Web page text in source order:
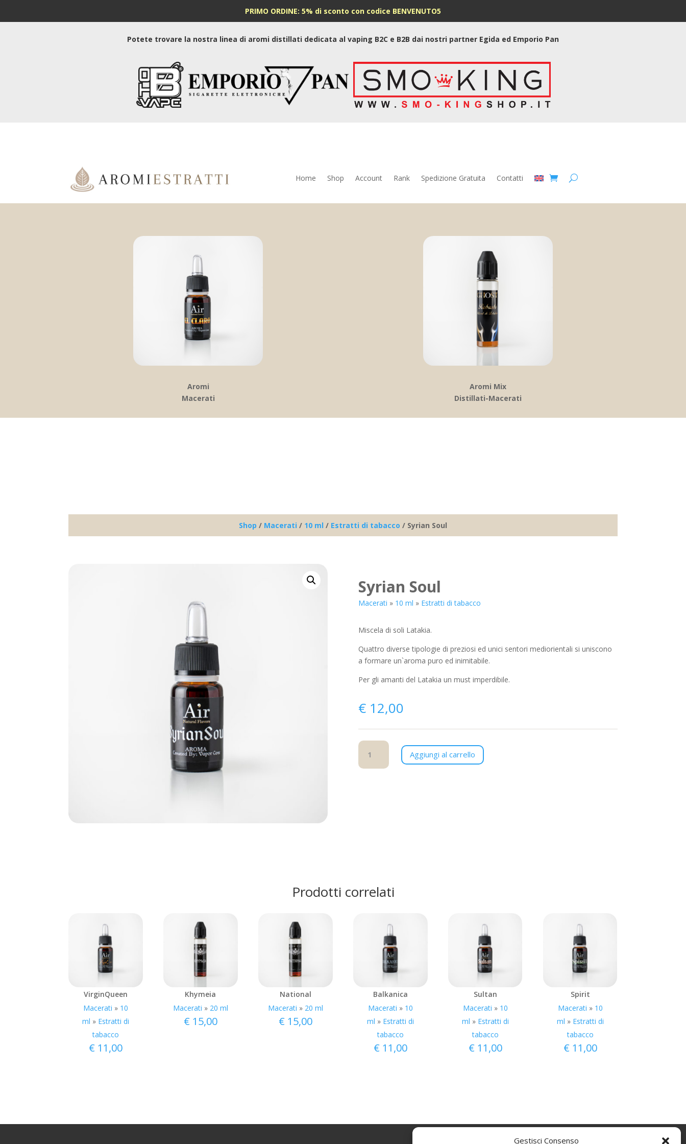
Gestisci Consenso
PRIMO ORDINE: 5% di sconto con codice BENVENUTO5
Potete trovare la nostra linea di aromi distillati dedicata al vaping B2C e B2B dai nostri partner Egida ed Emporio Pan
Home Shop Account Rank Spedizione Gratuita Contatti
Aromi
Macerati
Aromi Mix
Distillati-Macerati
Shop / Macerati / 10 ml / Estratti di tabacco / Syrian Soul
Syrian Soul
Macerati » 10 ml » Estratti di tabacco
Miscela di soli Latakia.
Quattro diverse tipologie di preziosi ed unici sentori mediorientali si uniscono
a formare un`aroma puro ed inimitabile.
Per gli amanti del Latakia un must imperdibile.
€12,00
Syrian
Soul
quantità
Aggiungi al carrello
Prodotti correlati
VirginQueen
Macerati » 10
ml » Estratti di
tabacco
€ 11,00
Khymeia
Macerati » 20 ml
€ 15,00
National
Macerati » 20 ml
€ 15,00
Balkanica
Macerati » 10
ml » Estratti di
tabacco
€ 11,00
Sultan
Macerati » 10
ml » Estratti di
tabacco
€ 11,00
Spirit
Macerati » 10
ml » Estratti di
tabacco
€ 11,00